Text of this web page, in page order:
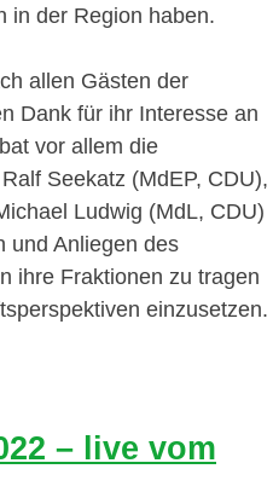
in der Region haben.
allen Gästen der
Dank für ihr Interesse an
vor allem die
Seekatz (MdEP, CDU),
Ludwig (MdL, CDU)
und Anliegen des
ihre Fraktionen zu tragen
einzusetzen.
– live vom